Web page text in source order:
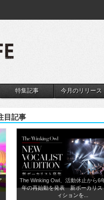
特集記事 今月のリリース
目記事
The Winking Owl、活動休止から6
年の再始動を発表 新ボーカリス
ィションを...